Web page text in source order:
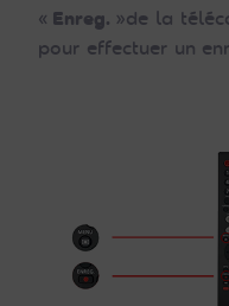
« Enreg. »de la
pour effectuer un